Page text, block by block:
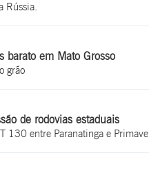
Rússia.
barato em Mato Grosso
grão
de rodovias estaduais
130 entre Paranatinga e